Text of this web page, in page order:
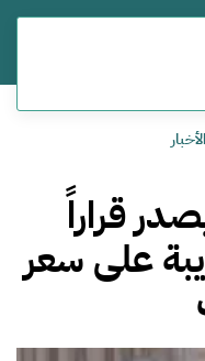
الأخبار
قراراً
على سعر